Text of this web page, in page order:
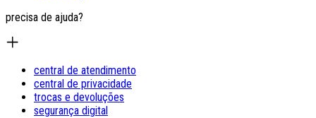
precisa de ajuda?
central de atendimento
central de privacidade
trocas e devoluções
segurança digital